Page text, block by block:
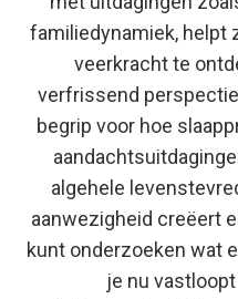
familiedynamiek, helpt
veerkracht te
verfrissend
begrip voor hoe
algehele
aanwezigheid creëert
kunt onderzoeken wat
je nu